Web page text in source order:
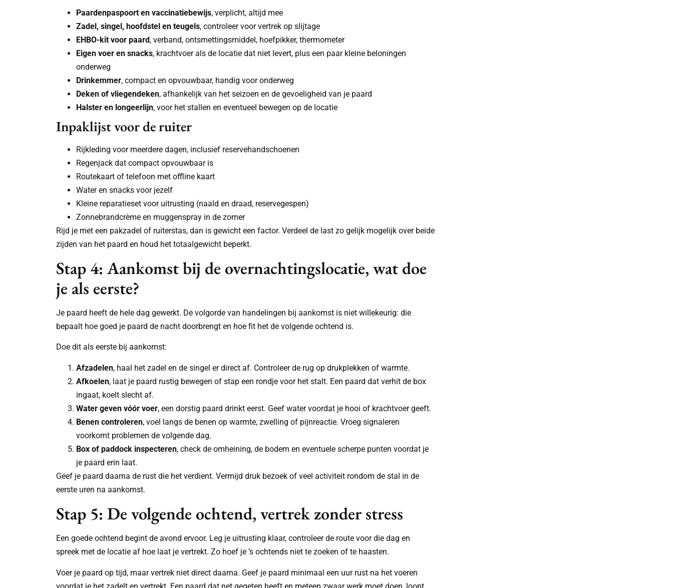
Paardenpaspoort en vaccinatiebewijs, verplicht, altijd mee
Zadel, singel, hoofdstel en teugels, controleer voor vertrek op slijtage
EHBO-kit voor paard, verband, ontsmettingsmiddel, hoefpikker, thermometer
Eigen voer en snacks, krachtvoer als de locatie dat niet levert, plus een paar kleine beloningen
onderweg
Drinkemmer, compact en opvouwbaar, handig voor onderweg
Deken of vliegendeken, afhankelijk van het seizoen en de gevoeligheid van je paard
Halster en longeerlijn, voor het stallen en eventueel bewegen op de locatie
Inpaklijst voor de ruiter
Rijkleding voor meerdere dagen, inclusief reservehandschoenen
Regenjack dat compact opvouwbaar is
Routekaart of telefoon met offline kaart
Water en snacks voor jezelf
Kleine reparatieset voor uitrusting (naald en draad, reservegespen)
Zonnebrandcrème en muggenspray in de zomer
Rijd je met een pakzadel of ruiterstas, dan is gewicht een factor. Verdeel de last zo gelijk mogelijk over beide
zijden van het paard en houd het totaalgewicht beperkt.
Stap 4: Aankomst bij de overnachtingslocatie, wat doe
je als eerste?
Je paard heeft de hele dag gewerkt. De volgorde van handelingen bij aankomst is niet willekeurig: die
bepaalt hoe goed je paard de nacht doorbrengt en hoe fit het de volgende ochtend is.
Doe dit als eerste bij aankomst:
Afzadelen, haal het zadel en de singel er direct af. Controleer de rug op drukplekken of warmte.
Afkoelen, laat je paard rustig bewegen of stap een rondje voor het stalt. Een paard dat verhit de box
ingaat, koelt slecht af.
Water geven vóór voer, een dorstig paard drinkt eerst. Geef water voordat je hooi of krachtvoer geeft.
Benen controleren, voel langs de benen op warmte, zwelling of pijnreactie. Vroeg signaleren
voorkomt problemen de volgende dag.
Box of paddock inspecteren, check de omheining, de bodem en eventuele scherpe punten voordat je
je paard erin laat.
Geef je paard daarna de rust die het verdient. Vermijd druk bezoek of veel activiteit rondom de stal in de
eerste uren na aankomst.
Stap 5: De volgende ochtend, vertrek zonder stress
Een goede ochtend begint de avond ervoor. Leg je uitrusting klaar, controleer de route voor die dag en
spreek met de locatie af hoe laat je vertrekt. Zo hoef je ’s ochtends niet te zoeken of te haasten.
Voer je paard op tijd, maar vertrek niet direct daarna. Geef je paard minimaal een uur rust na het voeren
voordat je het zadelt en vertrekt. Een paard dat net gegeten heeft en meteen zwaar werk moet doen, loopt